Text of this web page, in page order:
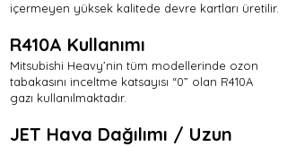
içermeyen yüksek kalitede devre kartları üretilir.
R410A Kullanımı
Mitsubishi Heavy’nin tüm modellerinde ozon
tabakasını inceltme katsayısı “0” olan R410A
gazı kullanılmaktadır.
JET Hava Dağılımı / Uzun